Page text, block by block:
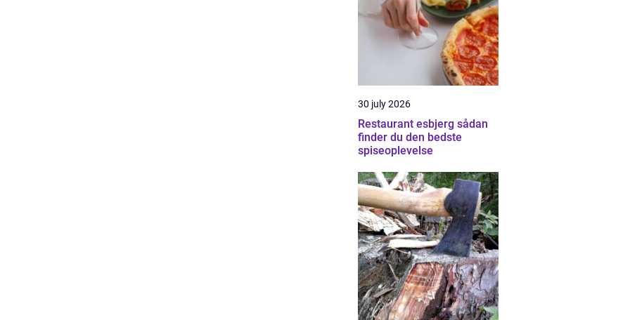
30 july 2026
Restaurant esbjerg sådan
finder du den bedste
spiseoplevelse